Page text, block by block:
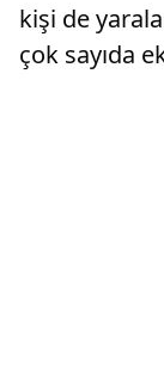
kişi de
çok sayıda